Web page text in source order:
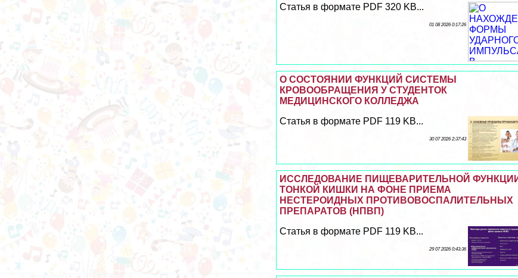
Статья в формате PDF 320 KB...
01 08 2026 0:17:26
О СОСТОЯНИИ ФУНКЦИЙ СИСТЕМЫ
КРОВООБРАЩЕНИЯ У СТУДЕНТОК
МЕДИЦИНСКОГО КОЛЛЕДЖА
Статья в формате PDF 119 KB...
30 07 2026 2:37:43
ИССЛЕДОВАНИЕ ПИЩЕВАРИТЕЛЬНОЙ
ТОНКОЙ КИШКИ НА ФОНЕ ПРИЕМА
НЕСТЕРОИДНЫХ ПРОТИВОВОСПАЛИТЕЛЬНЫХ
ПРЕПАРАТОВ (НПВП)
Статья в формате PDF 119 KB...
29 07 2026 0:43:36